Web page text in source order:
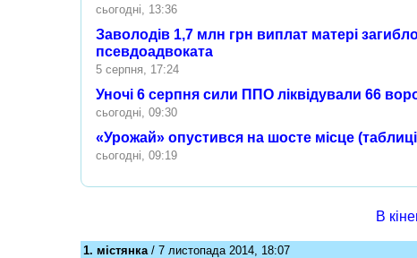
сьогодні, 13:36
Заволодів 1,7 млн грн виплат матері
псевдоадвоката
5 серпня, 17:24
Уночі 6 серпня сили ППО ліквідували 66
сьогодні, 09:30
«Урожай» опустився на шосте місце (таблиці
сьогодні, 09:19
В
1. містянка/ 7 листопада 2014, 18:07